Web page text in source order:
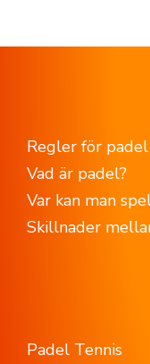
Regler för padel
Vad är padel?
Var kan man
Skillnader
Padel Tennis